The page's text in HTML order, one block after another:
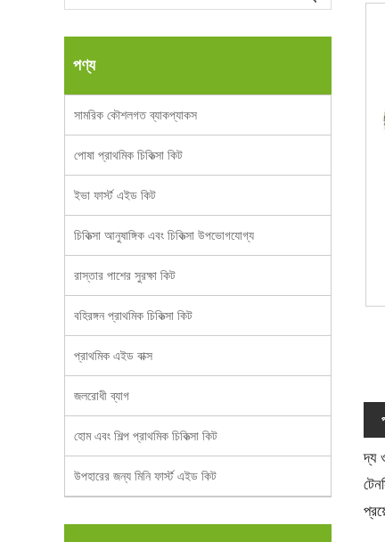
পণ্য
সামরিক কৌশলগত ব্যাকপ্যাকস
পোষা প্রাথমিক চিকিত্সা কিট
ইভা ফার্স্ট এইড কিট
চিকিত্সা আনুষাঙ্গিক এবং চিকিত্সা উপভোগযোগ্য
রাস্তার পাশের সুরক্ষা কিট
বহিরঙ্গন প্রাথমিক চিকিত্সা কিট
প্রাথমিক এইড বাক্স
জলরোধী ব্যাগ
হোম এবং শিল্প প্রাথমিক চিকিত্সা কিট
উপহারের জন্য মিনি ফার্স্ট এইড কিট
দ্য